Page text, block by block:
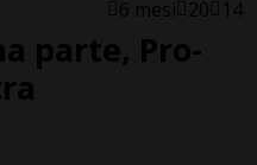
6 mesi 20 14
parte, Pro-